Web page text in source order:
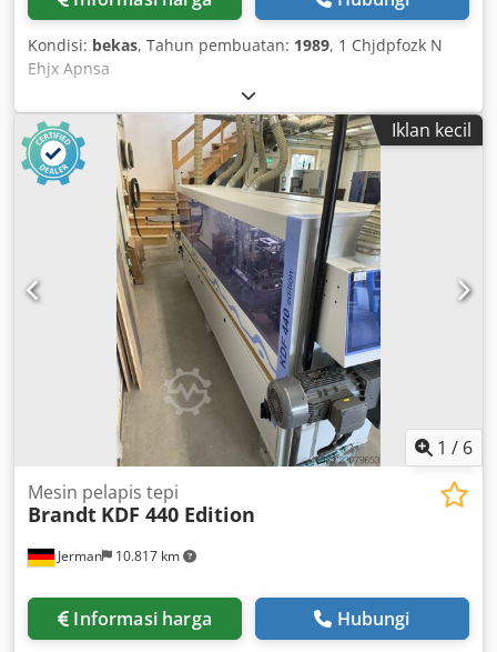
Kondisi: bekas, Tahun pembuatan: 1989, 1 Chjdpfozk N
Ehjx Apnsa
Iklan kecil
1 / 6
Jerman 10.817 km
Mesin pelapis tepi
Brandt KDF 440 Edition
Informasi harga Hubungi